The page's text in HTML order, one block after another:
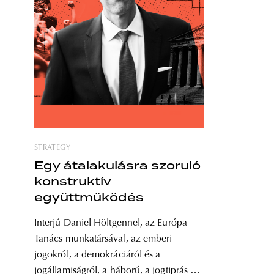
STRATEGY
Egy átalakulásra szoruló
konstruktív
együttműködés
Interjú Daniel Höltgennel, az Európa
Tanács munkatársával, az emberi
jogokról, a demokráciáról és a
jogállamiságról, a háború, a jogtiprás és